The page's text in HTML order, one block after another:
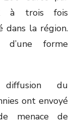
à trois fois
dans la région.
forme
du
ont envoyé
menace de